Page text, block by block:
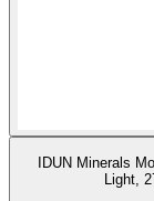
IDUN Minerals
Light,